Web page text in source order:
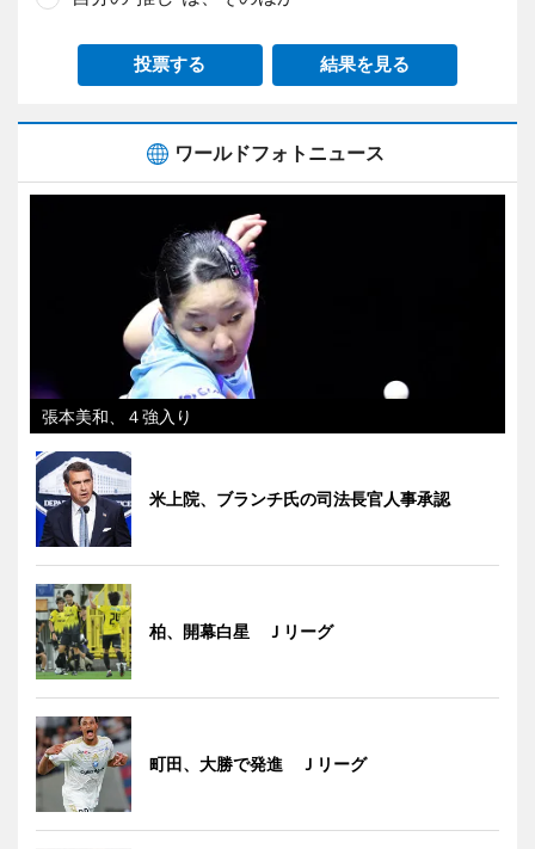
投票する 結果を見る
ワールドフォトニュース
張本美和、４強入り
米上院、ブランチ氏の司法長官人事承認
柏、開幕白星 Ｊリーグ
町田、大勝で発進 Ｊリーグ